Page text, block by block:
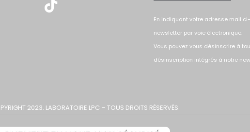
En indiquant votre adresse mail
newsletter par voie électronique.
Vous pouvez vous désinscrire à
désinscription intégrés à notre
2023. LABORATOIRE LPC – TOUS DROITS RÉSERVÉS.